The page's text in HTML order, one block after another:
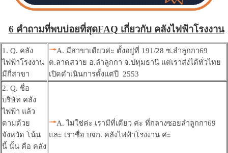
6 คำถามที่พบบ่อยที่สุดFAQ เกี่ยวกับ คลังไฟฟ้าโรงงาน
1. Q. คลัง
ไฟฟ้าโรงงาน
มีกี่สาขา
A. มีสาขาเดียวค่ะ ตั้งอยู่ที่ 191/28 ซ.ลำลูกกา69
ต.ลาดสวาย อ.ลำลูกกา จ.ปทุมธานี แต่เราส่งได้ทั่วไทย
เปิดดำเนินการตั้งแต่ปี 2553
2. Q. ชื่อ
บริษัท คลัง
ไฟฟ้า แล้ว
ตามด้วย
จังหวัด โน้น
นี้ นั้น คือ คลัง
A. ไม่ใช่ค่ะ เรามีที่เดียว ค่ะ ที่กลางซอยลำลูกกา69
และ เราชื่อ บจก. คลังไฟฟ้าโรงงาน ค่ะ